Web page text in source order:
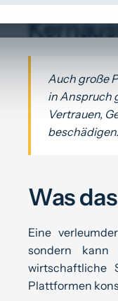
Auch große
in Anspruch
Vertrauen,
beschädigen.
Was
Eine
sondern kann
wirtschaftliche
Plattformen